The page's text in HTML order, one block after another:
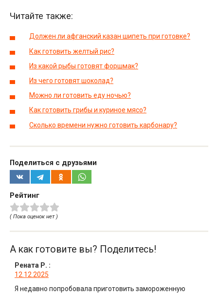
Читайте также:
Должен ли афганский казан шипеть при готовке?
Как готовить желтый рис?
Из какой рыбы готовят форшмак?
Из чего готовят шоколад?
Можно ли готовить еду ночью?
Как готовить грибы и куриное мясо?
Сколько времени нужно готовить карбонару?
Поделиться с друзьями
Рейтинг
( Пока оценок нет )
А как готовите вы? Поделитесь!
Рената Р. :
12.12.2025
Я недавно попробовала приготовить замороженную